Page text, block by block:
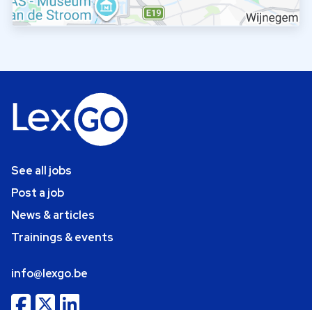
See all jobs
Post a job
News & articles
Trainings & events
info@lexgo.be